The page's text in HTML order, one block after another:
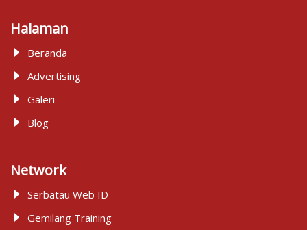
Halaman
Beranda
Advertising
Galeri
Blog
Network
Serbatau Web ID
Gemilang Training